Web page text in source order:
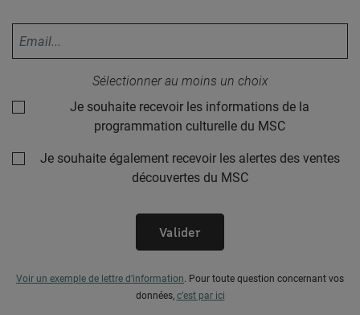
Sélectionner au moins un choix
Je souhaite recevoir les informations de la
programmation culturelle du MSC
Je souhaite également recevoir les alertes des ventes
découvertes du MSC
Valider
Voir un exemple de lettre d’information. Pour toute question concernant vos
données, c’est par ici